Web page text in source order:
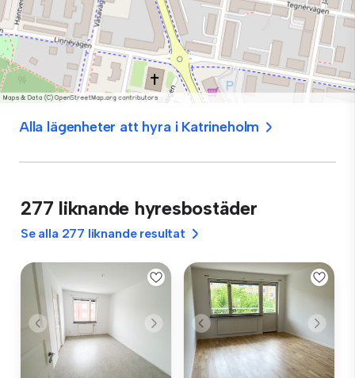
Alla lägenheter att hyra i Katrineholm
277 liknande hyresbostäder
Se alla 277 liknande resultat